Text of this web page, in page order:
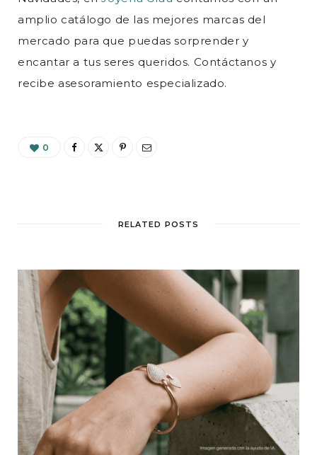
amplio catálogo de las mejores marcas del
mercado para que puedas sorprender y
encantar a tus seres queridos. Contáctanos y
recibe asesoramiento especializado.
0
RELATED POSTS